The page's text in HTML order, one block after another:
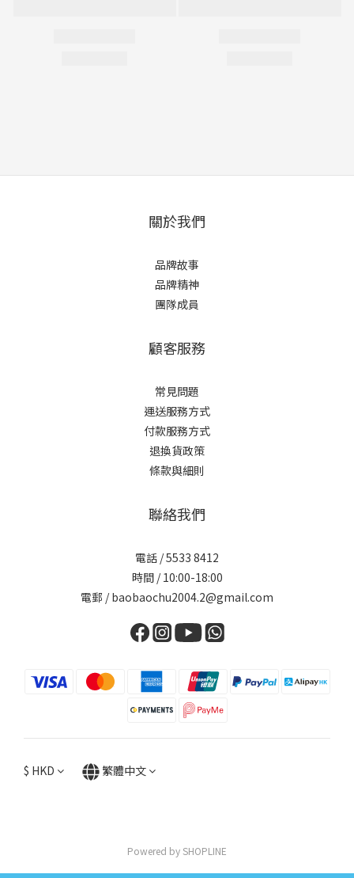
關於我們
品牌故事
品牌精神
團隊成員
顧客服務
常見問題
運送服務方式
付款服務方式
退換貨政策
條款與細則
聯絡我們
電話 / 5533 8412
時間 / 10:00-18:00
電郵 / baobaochu2004.2@gmail.com
$ HKD 繁體中文
Powered by SHOPLINE